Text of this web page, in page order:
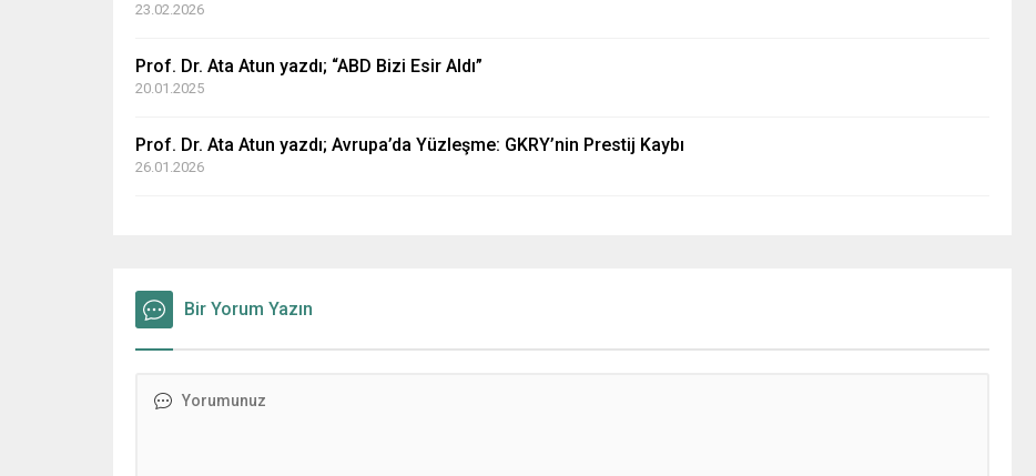
23.02.2026
Prof. Dr. Ata Atun yazdı; “ABD Bizi Esir Aldı”
20.01.2025
Prof. Dr. Ata Atun yazdı; Avrupa’da Yüzleşme: GKRY’nin Prestij Kaybı
26.01.2026
Bir Yorum Yazın